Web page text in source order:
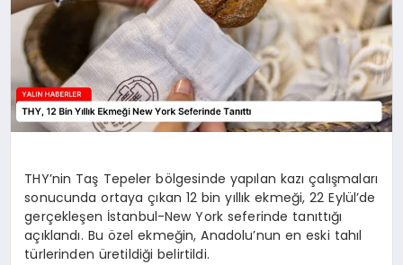
SAĞLIK
THY’nin Taş Tepeler bölgesinde yapılan kazı çalışmaları
sonucunda ortaya çıkan 12 bin yıllık ekmeği, 22 Eylül’de
gerçekleşen İstanbul-New York seferinde tanıttığı
açıklandı. Bu özel ekmeğin, Anadolu’nun en eski tahıl
türlerinden üretildiği belirtildi.